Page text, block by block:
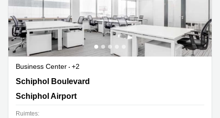
Business Center
+2
Schiphol Boulevard 127, Schiphol Airport
Schiphol Boulevard
Schiphol Airport
Ruimtes: